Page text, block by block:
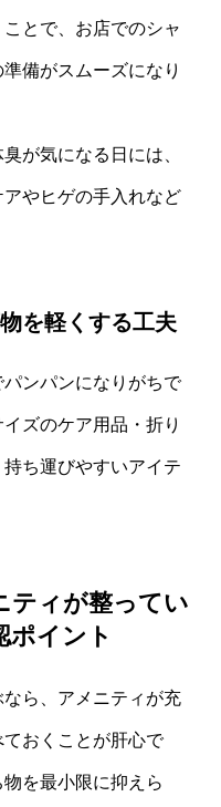
とで、お店でのシャ
備がスムーズになり
が気になる日には、
やヒゲの手入れなど
を軽くする工夫
ンパンになりがちで
ズのケア用品・折り
ち運びやすいアイテ
ティが整ってい
ポイント
ら、アメニティが充
おくことが肝心で
を最小限に抑えら